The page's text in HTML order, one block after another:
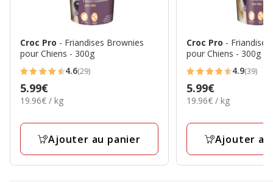
Croc Pro - Friandises Brownies
pour Chiens - 300g
4.6
étoiles
avec
29
4.6(29)
Prix
5.99€
5.99€
19.96€
Kg
19.96€ / kg
Ajouter au panier
Croc Pro -
pour Chiens - 300g
4.9
étoiles
avec
39
4.9(39)
Prix
5.99€
5.99€
19.96€
Kg
19.96€ / kg
Ajouter